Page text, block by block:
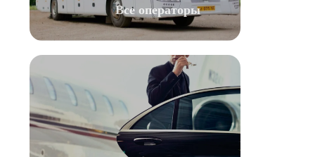
Все операторы